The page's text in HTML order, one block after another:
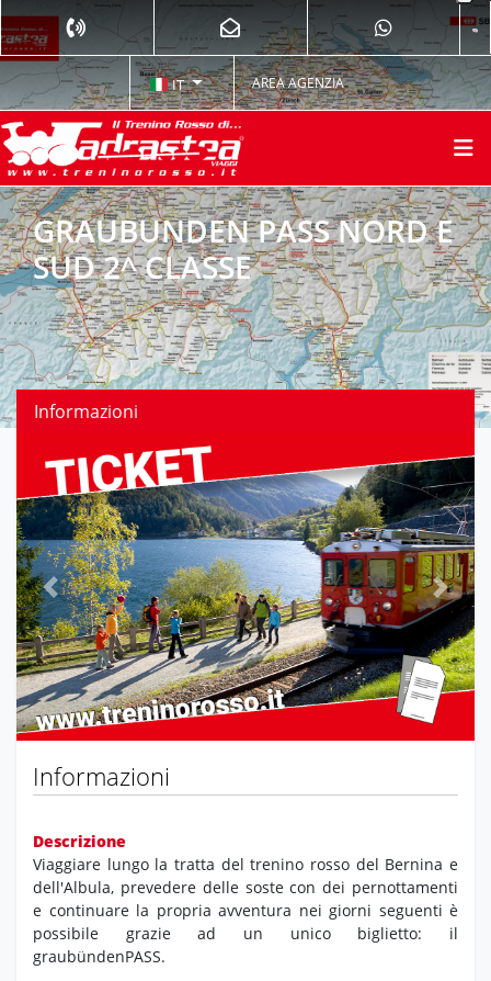
IT AREA AGENZIA
GRAUBUNDEN PASS NORD E
SUD 2^ CLASSE
Informazioni
Previous Next
Informazioni
Descrizione
Viaggiare lungo la tratta del trenino rosso del Bernina e
dell'Albula, prevedere delle soste con dei pernottamenti
e continuare la propria avventura nei giorni seguenti è
possibile grazie ad un unico biglietto: il
graubündenPASS.